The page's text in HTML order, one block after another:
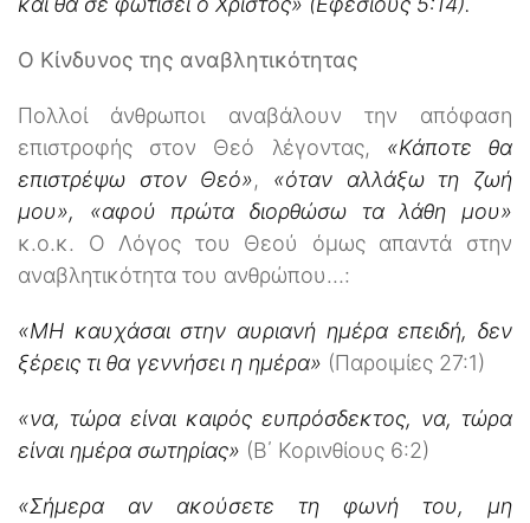
Ο Κίνδυνος της αναβλητικότητας
Πολλοί άνθρωποι αναβάλουν την απόφαση
επιστροφής στον Θεό λέγοντας, «Κάποτε θα
επιστρέψω στον Θεό», «όταν αλλάξω τη ζωή
μου», «αφού πρώτα διορθώσω τα λάθη μου»
κ.ο.κ. Ο Λόγος του Θεού όμως απαντά στην
αναβλητικότητα του ανθρώπου…:
«ΜΗ καυχάσαι στην αυριανή ημέρα επειδή, δεν
ξέρεις τι θα γεννήσει η ημέρα» (Παροιμίες 27:1)
«να, τώρα είναι καιρός ευπρόσδεκτος, να, τώρα
είναι ημέρα σωτηρίας» (Β΄ Κορινθίους 6:2)
«Σήμερα αν ακούσετε τη φωνή του, μη